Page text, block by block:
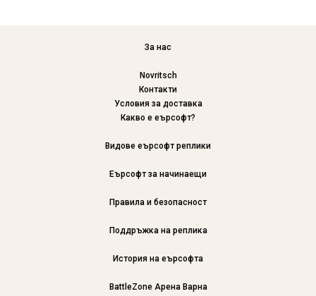
За нас
Novritsch
Контакти
Условия за доставка
Какво е еърсофт?
Видове еърсофт реплики
Еърсофт за начинаещи
Правила и безопасност
Поддръжка на реплика
История на еърсофта
BattleZone Арена Варна